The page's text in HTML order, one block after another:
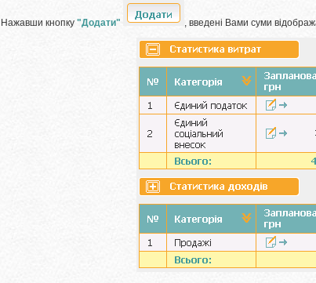
Нажавши кнопку "Додати" , введені Вами суми